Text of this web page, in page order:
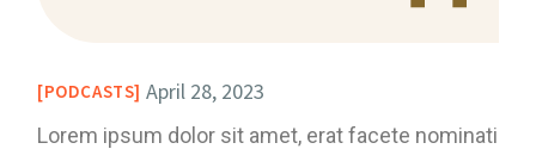
PODCASTS April 28, 2023
Lorem ipsum dolor sit amet, erat facete nominati